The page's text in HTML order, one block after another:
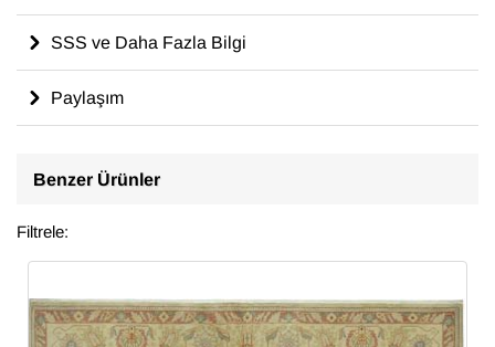
SSS ve Daha Fazla Bilgi
Paylaşım
Benzer Ürünler
Filtrele: